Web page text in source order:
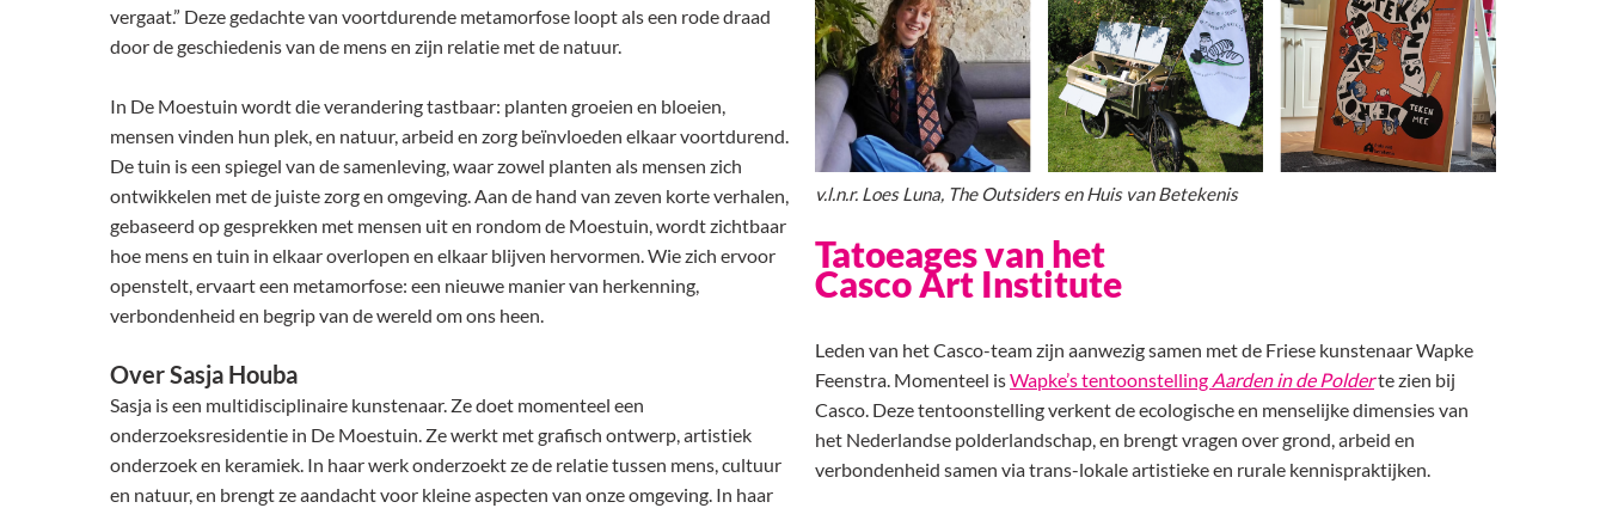
vergaat.” Deze gedachte van voortdurende metamorfose loopt als een rode draad
door de geschiedenis van de mens en zijn relatie met de natuur.
In De Moestuin wordt die verandering tastbaar: planten groeien en bloeien,
mensen vinden hun plek, en natuur, arbeid en zorg beïnvloeden elkaar voortdurend.
De tuin is een spiegel van de samenleving, waar zowel planten als mensen zich
ontwikkelen met de juiste zorg en omgeving. Aan de hand van zeven korte verhalen,
gebaseerd op gesprekken met mensen uit en rondom de Moestuin, wordt zichtbaar
hoe mens en tuin in elkaar overlopen en elkaar blijven hervormen. Wie zich ervoor
openstelt, ervaart een metamorfose: een nieuwe manier van herkenning,
verbondenheid en begrip van de wereld om ons heen.
Over Sasja Houba
Sasja is een multidisciplinaire kunstenaar. Ze doet momenteel een
onderzoeksresidentie in De Moestuin. Ze werkt met grafisch ontwerp, artistiek
onderzoek en keramiek. In haar werk onderzoekt ze de relatie tussen mens, cultuur
en natuur, en brengt ze aandacht voor kleine aspecten van onze omgeving. In haar
v.l.n.r. Loes Luna, The Outsiders en Huis van Betekenis
Tatoeages van het
Casco Art Institute
Leden van het Casco-team zijn aanwezig samen met de Friese kunstenaar Wapke
Feenstra. Momenteel isWapke’s tentoonstelling Aarden in de Polderte zien bij
Casco. Deze tentoonstelling verkent de ecologische en menselijke dimensies van
het Nederlandse polderlandschap, en brengt vragen over grond, arbeid en
verbondenheid samen via trans-lokale artistieke en rurale kennispraktijken.